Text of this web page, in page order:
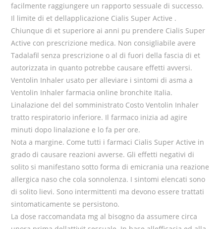
facilmente raggiungere un rapporto sessuale di successo.
Il limite di et dellapplicazione Cialis Super Active .
Chiunque di et superiore ai anni pu prendere Cialis Super
Active con prescrizione medica. Non consigliabile avere
Tadalafil senza prescrizione o al di fuori della fascia di et
autorizzata in quanto potrebbe causare effetti avversi.
Ventolin Inhaler usato per alleviare i sintomi di asma a
Ventolin Inhaler farmacia online bronchite Italia.
Linalazione del del somministrato Costo Ventolin Inhaler
tratto respiratorio inferiore. Il farmaco inizia ad agire
minuti dopo linalazione e lo fa per ore.
Nota a margine. Come tutti i farmaci Cialis Super Active in
grado di causare reazioni avverse. Gli effetti negativi di
solito si manifestano sotto forma di emicrania una reazione
allergica naso che cola sonnolenza. I sintomi elencati sono
di solito lievi. Sono intermittenti ma devono essere trattati
sintomaticamente se persistono.
La dose raccomandata mg al bisogno da assumere circa